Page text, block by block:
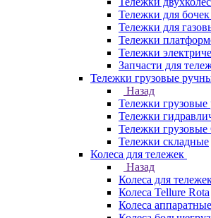
Тележки для
Тележки для
Тележки
Тележки
Запчасти для
Тележки грузовые
Назад
Тележки
Тележки
Тележки грузовые
Тележки складные
Колеса для тележек
Назад
Колеса для
Колеса Tellure Rota
Колеса аппаратные